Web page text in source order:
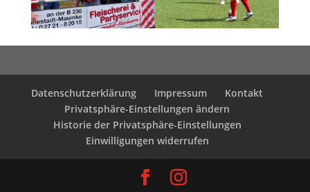
Datenschutzerklärung Impressum
Kontakt
Privatsphäre-Einstellungen ändern
Historie der Privatsphäre-Einstellungen
Einwilligungen widerrufen